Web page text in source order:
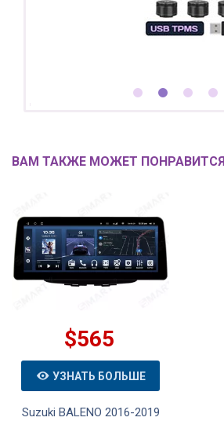
ВАМ ТАКЖЕ МОЖЕТ ПОНРАВИТСЯ
$565
УЗНАТЬ БОЛЬШЕ
Suzuki BALENO 2016-2019